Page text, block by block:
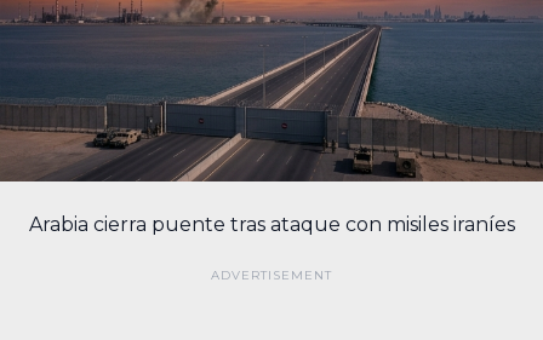
Arabia cierra puente tras ataque con misiles iraníes